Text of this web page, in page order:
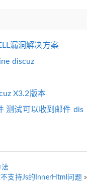
漏洞解决方案
discuz
X3.2版本
测试可以收到邮件 dis
法
支持Js的InnerHtml问题»